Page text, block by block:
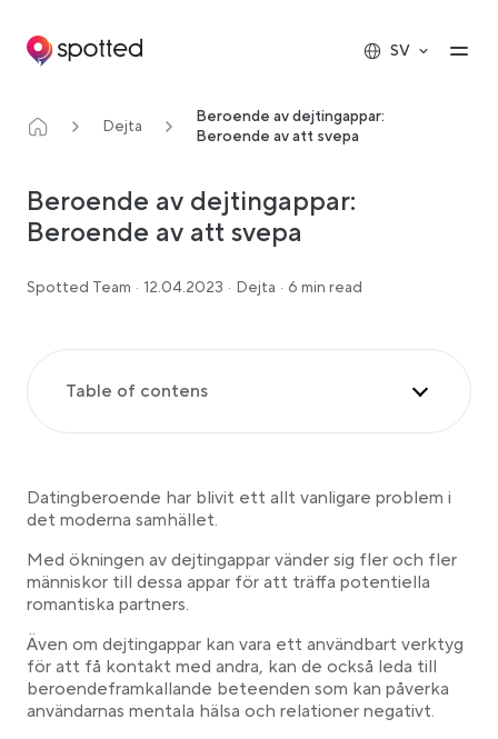
Main navigation
SV
Dejta
Beroende av dejtingappar:
Beroende av att svepa
Beroende av dejtingappar:
Beroende av att svepa
Spotted Team · 12.04.2023 · Dejta · 6 min read
Table of contens
Datingberoende har blivit ett allt vanligare problem i
det moderna samhället.
Med ökningen av dejtingappar vänder sig fler och fler
människor till dessa appar för att träffa potentiella
romantiska partners.
Även om dejtingappar kan vara ett användbart verktyg
för att få kontakt med andra, kan de också leda till
beroendeframkallande beteenden som kan påverka
användarnas mentala hälsa och relationer negativt.